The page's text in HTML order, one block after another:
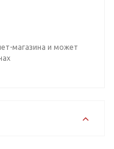
магазина и может